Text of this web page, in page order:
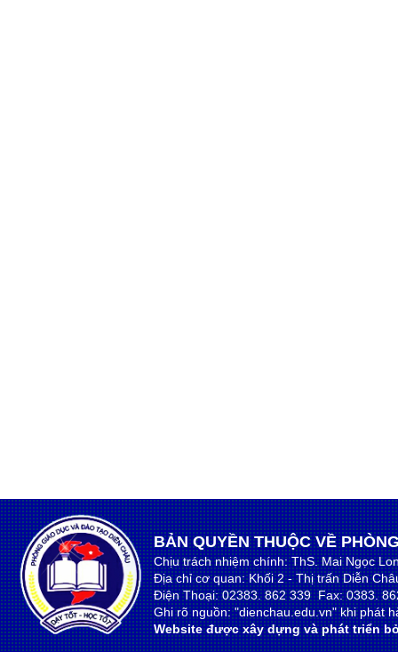
BẢN QUYỀN THUỘC VỀ
Chịu trách nhiệm chính: ThS. Mai Ngọc
Địa chỉ cơ quan: Khối 2 - Thị trấn Diễn
Điện Thoại: 02383. 862 339 Fax: 0383.
Ghi rõ nguồn: "dienchau.edu.vn" khi phát
Website được xây dựng và phát triển